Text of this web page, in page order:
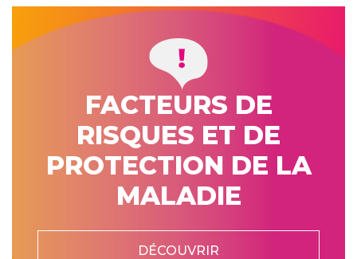
FACTEURS DE
RISQUES ET DE
PROTECTION DE LA
MALADIE
DÉCOUVRIR